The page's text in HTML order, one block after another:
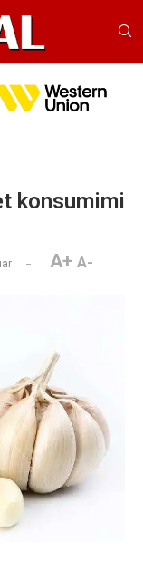
konsumimi
A+ A-